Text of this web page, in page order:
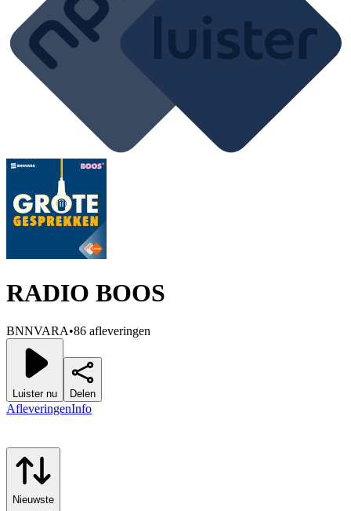
RADIO BOOS
BNNVARA•86 afleveringen
Luister nu Delen
AfleveringenInfo
Nieuwste